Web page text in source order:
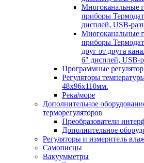
Многоканальные
приборы
дисплей, USB-
Многоканальные
приборы
друг от друга
6" дисплей, USB-
Программные
Регуляторы
48х96х110мм.
Река/море
Дополнительное
терморегуляторов
Преобразователи
Дополнительное
Регуляторы и измеритель
Самописцы
Вакуумметры